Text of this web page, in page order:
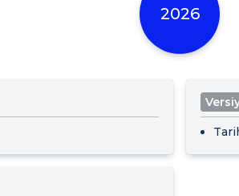
2026